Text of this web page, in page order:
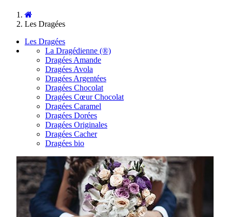
Les Dragées
Les Dragées
La Dragédienne (®)
Dragées Amande
Dragées Avola
Dragées Argentées
Dragées Chocolat
Dragées Cœur Chocolat
Dragées Caramel
Dragées Dorées
Dragées Originales
Dragées Cacher
Dragées bio